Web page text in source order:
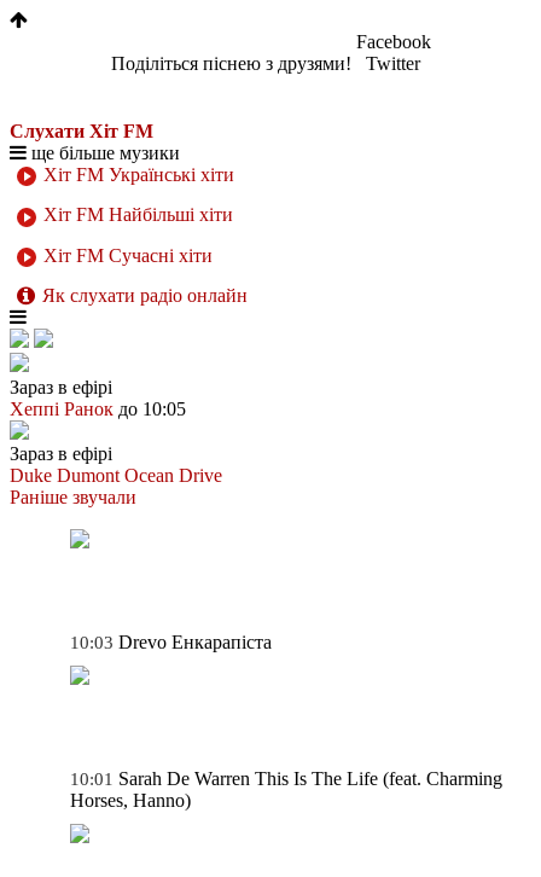
Поділіться піснею з друзями!
Facebook
Twitter
Слухати Хіт FM
ще більше музики
Хіт FM Українські хіти
Хіт FM Найбільші хіти
Хіт FM Сучасні хіти
Як слухати радіо онлайн
Зараз в ефірі
Хеппі Ранок до 10:05
Зараз в ефірі
Duke Dumont Ocean Drive
Раніше звучали
10:03 Drevo Енкарапіста
10:01 Sarah De Warren This Is The Life (feat. Charming
Horses, Hanno)